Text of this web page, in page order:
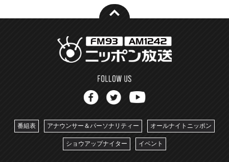
番組表 アナウンサー＆パーソナリティー オールナイトニッポン
ショウアップナイター イベント